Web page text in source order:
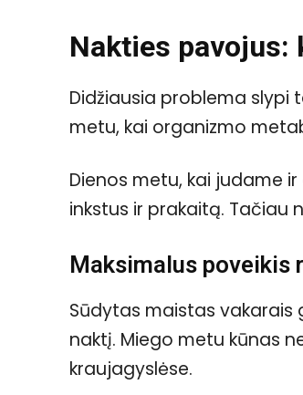
Nakties pavojus:
Didžiausia problema
metu, kai organizmo
Dienos metu, kai judame
inkstus ir prakaitą. Tačiau
Maksimalus poveikis
Sūdytas maistas vakarais
naktį. Miego metu kūnas
kraujagyslėse.